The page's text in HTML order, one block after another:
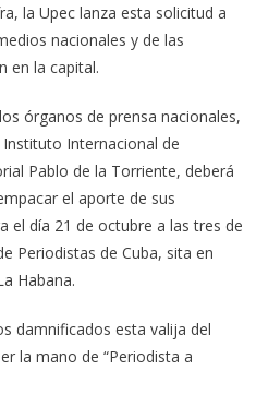
la Upec lanza esta solicitud a
nacionales y de las
en la capital.
órganos de prensa nacionales,
Instituto Internacional de
Pablo de la Torriente, deberá
el aporte de sus
el día 21 de octubre a las tres de
Periodistas de Cuba, sita en
Habana.
damnificados esta valija del
la mano de “Periodista a